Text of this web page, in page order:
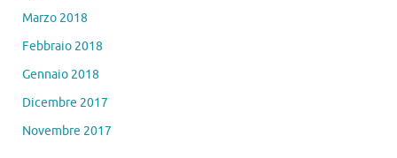
Marzo 2018
Febbraio 2018
Gennaio 2018
Dicembre 2017
Novembre 2017